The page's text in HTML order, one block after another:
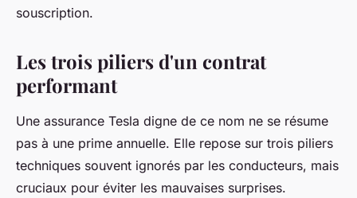
souscription.
Les trois piliers d'un contrat
performant
Une assurance Tesla digne de ce nom ne se résume
pas à une prime annuelle. Elle repose sur trois piliers
techniques souvent ignorés par les conducteurs, mais
cruciaux pour éviter les mauvaises surprises.